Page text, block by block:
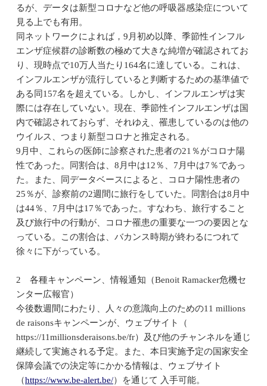
るが、データは新型コロナなど他の呼吸器感染症について
見る上でも有用。
同ネットワークによれば，9月初め以降、季節性インフル
エンザ症候群の診断数の極めて大きな純増が確認されてお
り、現時点で10万人当たり164名に達している。これは、
インフルエンザが流行していると判断するための基準値で
ある同157名を超えている。しかし、インフルエンザは実
際には存在していない。現在、季節性インフルエンザは国
内で確認されておらず、それゆえ、罹患しているのは他の
ウイルス、つまり新型コロナと推定される。
9月中、これらの医師に診察された患者の21％がコロナ陽
性であった。同割合は、8月中は12％、7月中は7％であっ
た。また、同データベースによると、コロナ陽性患者の
25％が、診察前の2週間に旅行をしていた。同割合は8月中
は44％、7月中は17％であった。すなわち、旅行すること
及び旅行中の行動が、コロナ罹患の重要な一つの要因とな
っている。この割合は、バカンス時期が終わるにつれて
徐々に下がっている。
2 各種キャンペーン、情報通知（Benoit Ramacker危機セ
ンター広報官）
今後数週間にわたり、人々の意識向上のための11 millions
de raisonsキャンペーンが、ウェブサイト（
https://11millionsderaisons.be/fr）及び他のチャンネルを通じ
継続して実施される予定。また、本日実施予定の国家安全
保障会議での決定等にかかる情報は、ウェブサイト
（https://www.be-alert.be/）を通じて 入手可能。